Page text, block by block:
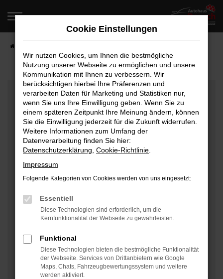
Zum
springen
Fehler: Network Error
Beim Laden ist ein Fehler aufgetreten.
Hier sind ein paar Tipps, die dir helfen können:
Überprüfe deine Firewall und deine
Internetverbindung.
Laden andere Webseiten, zum Beispiel deine
Manche Erweiterungen, wie Werbeblocker, können
das Laden bestimmter Seiten verhindern.
Funktioniert die Seite in einem anderen Browser
Starte dein Gerät neu.
Das kann manchmal helfen, vorübergehende
Probleme zu beheben.
Cookie Einstellungen
Wir nutzen Cookies, um Ihnen die bestmögliche
Nutzung unserer Webseite zu ermöglichen und unsere
Kommunikation mit Ihnen zu verbessern. Wir
berücksichtigen hierbei Ihre Präferenzen und
verarbeiten Daten für Marketing und Statistiken nur,
wenn Sie uns Ihre Einwilligung geben. Wenn Sie zu
einem späteren Zeitpunkt Ihre Meinung ändern, können
Sie die Einwilligung jederzeit für die Zukunft widerrufen.
Weitere Informationen zum Umfang der
Datenverarbeitung finden Sie hier:
Datenschutzerklärung Cookie-Richtlinie
Impressum
Folgende Kategorien von Cookies werden von uns eingesetzt:
Essentiell
Diese Technologien sind erforderlich, um die
Kernfunktionalität der Webseite zu gewährleisten.
Funktional
Diese Technologien bieten die bestmögliche Funktionalität
der Webseite. Services von Drittanbietern wie Google
Maps, Chats, Fahrzeugbewertungssystem und weitere
werden aktiviert.